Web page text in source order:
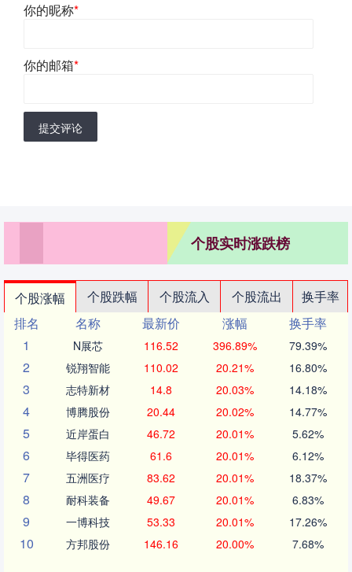
你的昵称*
你的邮箱*
提交评论
个股实时涨跌榜
个股涨幅 个股跌幅 个股流入 个股流出
换手率
排名
名称 最新价 涨幅
换手率
1
N展芯 116.52 396.89% 79.39%
2 锐翔智能 110.02 20.21% 16.80%
3 志特新材 14.8 20.03% 14.18%
4 博腾股份 20.44 20.02% 14.77%
5 近岸蛋白 46.72 20.01% 5.62%
6 毕得医药 61.6 20.01% 6.12%
7 五洲医疗 83.62 20.01% 18.37%
8 耐科装备 49.67 20.01% 6.83%
9 一博科技 53.33 20.01% 17.26%
10 方邦股份 146.16 20.00% 7.68%